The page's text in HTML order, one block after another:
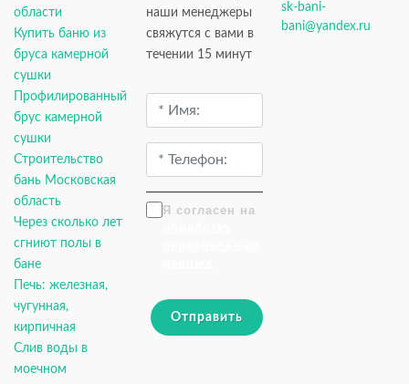
области
Купить баню из
бруса камерной
сушки
Профилированный
брус камерной
сушки
Строительство
бань Московская
область
Через сколько лет
сгниют полы в
бане
Печь: железная,
чугунная,
кирпичная
Слив воды в
моечном
наши менеджеры
свяжутся с вами в
течении 15 минут
Я согласен на
Отправить
sk-bani-
bani@yandex.ru